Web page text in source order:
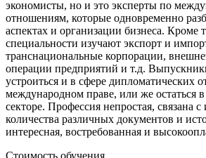
экономисты, но и это эксперты по
отношениям, которые одновременно
аспектах и организации бизнеса. Кроме
специальности изучают экспорт и
транснациональные корпорации,
операции предприятий и т.д.
устроиться и в сфере дипломатических
международном праве, или же остаться
секторе. Профессия непростая, связана
количества различных документов и
интересная, востребованная и